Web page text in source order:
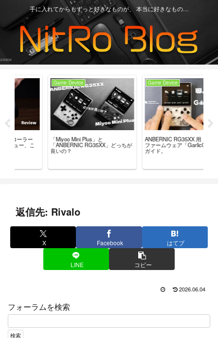
手に入れてからもずっと好きなものが、 本当に好きなもの…
Game Device
「Miyoo Mini Plus」と
「ANBERNIC RG35XX」どっちが
良いの？
ANBERNIC RG35XX 用 カスタム
ファームウェア「GarlicOS」導入
ガイド。
返信先: Rivalo
X Facebook はてブ
LINE コピー
2026.06.04
フォーラムを検索